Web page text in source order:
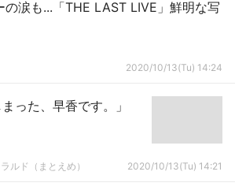
の涙も...「THE LAST LIVE」鮮明な写
2020/10/13(Tu) 14:24
った、早香です。」
ルド（まとえめ） 2020/10/13(Tu) 14:21